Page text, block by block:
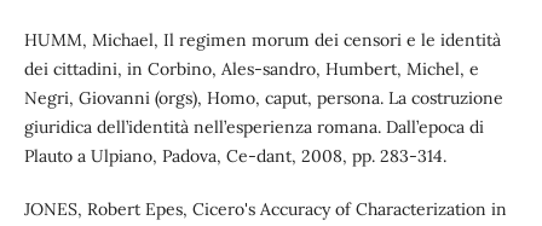
HUMM, Michael, Il regimen morum dei censori e le identità
dei cittadini, in Corbino, Ales-sandro, Humbert, Michel, e
Negri, Giovanni (orgs), Homo, caput, persona. La costruzione
giuridica dell’identità nell’esperienza romana. Dall’epoca di
Plauto a Ulpiano, Padova, Ce-dant, 2008, pp. 283-314.
JONES, Robert Epes, Cicero's Accuracy of Characterization in